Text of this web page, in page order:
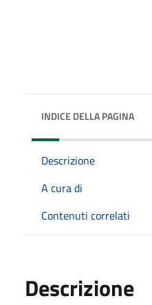
INDICE DELLA PAGINA
Descrizione
A cura di
Contenuti correlati
Descrizione